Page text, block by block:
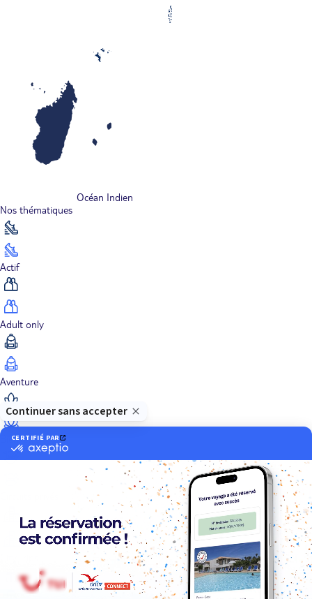
Océan Indien
Nos thématiques
Actif
Adult only
Aventure
Bien-être